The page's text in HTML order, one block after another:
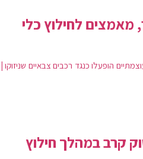
מאמצים לחילוץ כלי
הופעלו כנגד רכבים צבאיים שניזוקו |
קרב במהלך חילוץ